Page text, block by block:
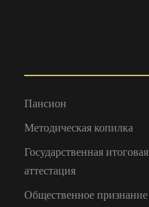
Пансион
Методическая копилка
Государственная итоговая
аттестация
Общественное признание